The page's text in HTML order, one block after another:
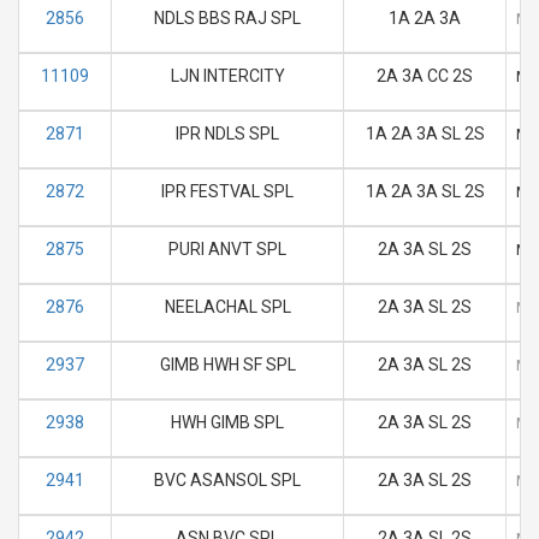
2856 NDLS BBS RAJ SPL 1A 2A 3A M
11109 LJN INTERCITY 2A 3A CC 2S M
2871 IPR NDLS SPL 1A 2A 3A SL 2S M
2872 IPR FESTVAL SPL 1A 2A 3A SL 2S M
2875 PURI ANVT SPL 2A 3A SL 2S M
2876 NEELACHAL SPL 2A 3A SL 2S M
2937 GIMB HWH SF SPL 2A 3A SL 2S M
2938 HWH GIMB SPL 2A 3A SL 2S M
2941 BVC ASANSOL SPL 2A 3A SL 2S M